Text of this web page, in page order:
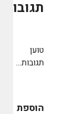
תגובות
טוען
תגובות...
הוספת